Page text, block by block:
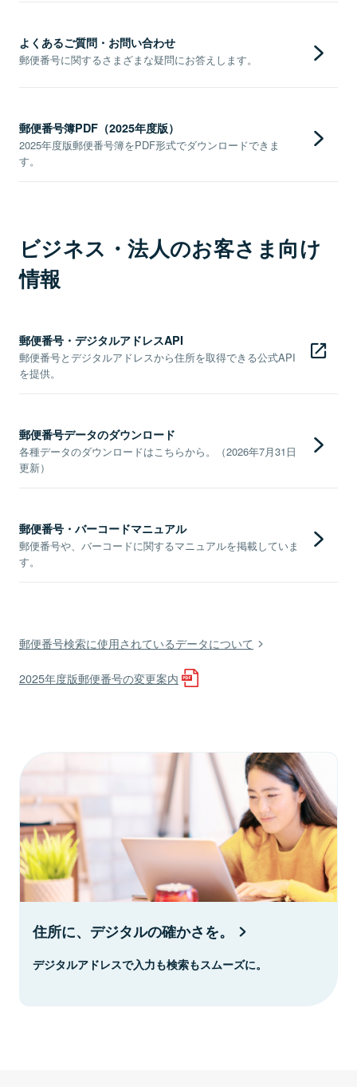
よくあるご質問・お問い合わせ
郵便番号に関するさまざまな疑問にお答えします。
郵便番号簿PDF（2025年度版）
2025年度版郵便番号簿をPDF形式でダウンロードできま
す。
ビジネス・法人のお客さま向け
情報
郵便番号・デジタルアドレスAPI
郵便番号とデジタルアドレスから住所を取得できる公式API
を提供。
郵便番号データのダウンロード
各種データのダウンロードはこちらから。（2026年7月31日
更新）
郵便番号・バーコードマニュアル
郵便番号や、バーコードに関するマニュアルを掲載していま
す。
郵便番号検索に使用されているデータについて
2025年度版郵便番号の変更案内
住所に、デジタルの確かさを。
デジタルアドレスで入力も検索もスムーズに。